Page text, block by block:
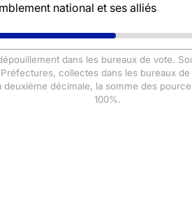
national et ses alliés
dans les bureaux de vote.
Préfectures, collectes dans les bureaux de
deuxième décimale, la somme des
100%.